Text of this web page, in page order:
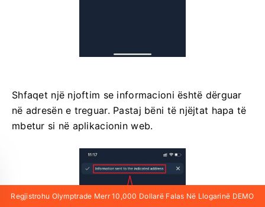
Shfaqet një njoftim se informacioni është dërguar
në adresën e treguar. Pastaj bëni të njëjtat hapa të
mbetur si në aplikacionin web.
Regjistrohu Olymptrade Merr 10,000 Dollarë Falas Në Llogarinë DEMO